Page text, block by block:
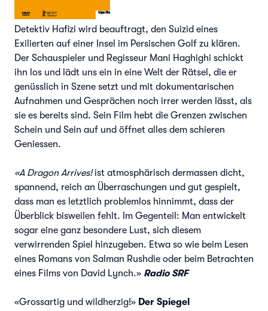
Detektiv Hafizi wird beauftragt, den Suizid eines
Exilierten auf einer Insel im Persischen Golf zu klären.
Der Schauspieler und Regisseur Mani Haghighi schickt
ihn los und lädt uns ein in eine Welt der Rätsel, die er
genüsslich in Szene setzt und mit dokumentarischen
Aufnahmen und Gesprächen noch irrer werden lässt, als
sie es bereits sind. Sein Film hebt die Grenzen zwischen
Schein und Sein auf und öffnet alles dem schieren
Geniessen.
«A Dragon Arrives!ist atmosphärisch dermassen dicht,
spannend, reich an Überraschungen und gut gespielt,
dass man es letztlich problemlos hinnimmt, dass der
Überblick bisweilen fehlt. Im Gegenteil: Man entwickelt
sogar eine ganz besondere Lust, sich diesem
verwirrenden Spiel hinzugeben. Etwa so wie beim Lesen
eines Romans von Salman Rushdie oder beim Betrachten
eines Films von David Lynch.» Radio SRF
«Grossartig und wildherzig!» Der Spiegel